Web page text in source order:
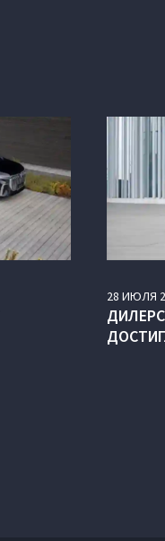
28 ИЮЛЯ